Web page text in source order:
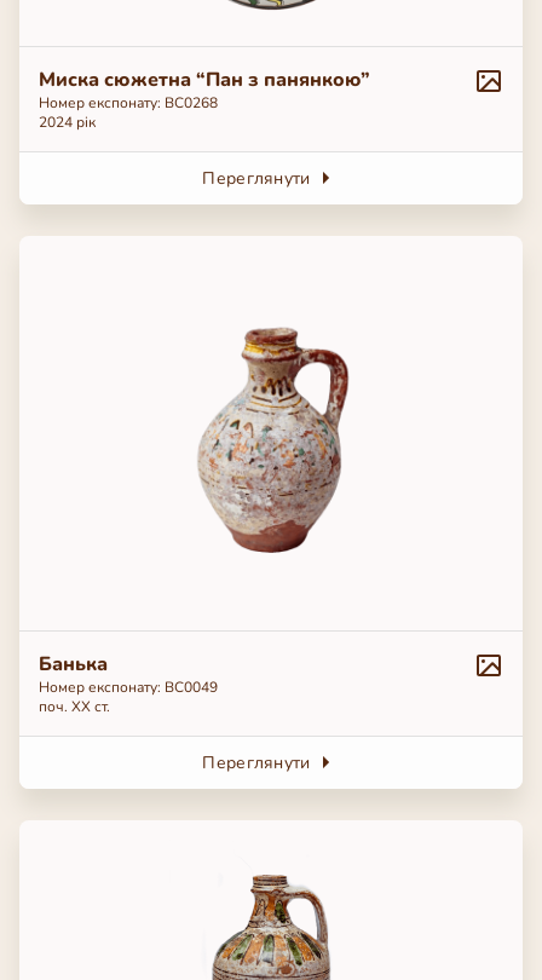
Миска сюжетна “Пан з панянкою”
Номер експонату: ВС0268
2024 рік
Переглянути
Банька
Номер експонату: BC0049
поч. ХХ ст.
Переглянути